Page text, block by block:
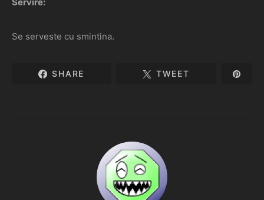
Se serveste cu smintina.
SHARE TWEET